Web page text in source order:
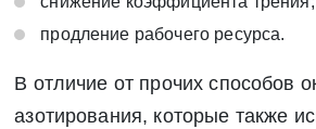
продление рабочего ресурса.
В отличие от прочих способов
азотирования, которые также
на обработку своих персональных
статьей 9 Федерального закона от 27